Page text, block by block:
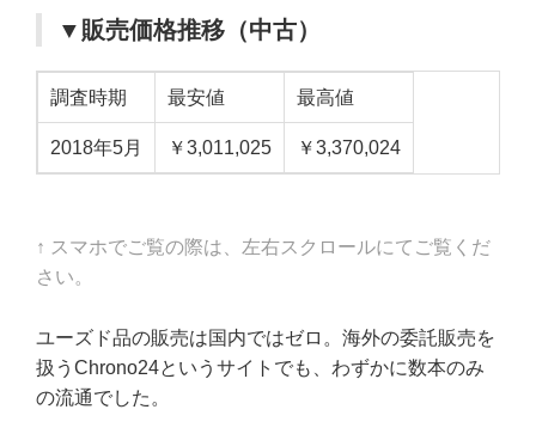
▼販売価格推移（中古）
調査時期 最安値 最高値
2018年5月 ￥3,011,025 ￥3,370,024
↑ スマホでご覧の際は、左右スクロールにてご覧くだ
さい。
ユーズド品の販売は国内ではゼロ。海外の委託販売を
扱うChrono24というサイトでも、わずかに数本のみ
の流通でした。